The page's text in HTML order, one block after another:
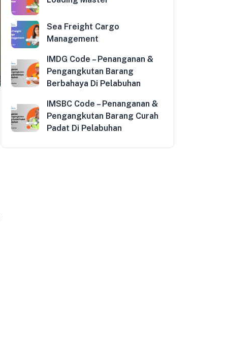
Sea Freight Cargo
Management
IMDG Code – Penanganan &
Pengangkutan Barang
Berbahaya Di Pelabuhan
IMSBC Code – Penanganan &
Pengangkutan Barang Curah
Padat Di Pelabuhan